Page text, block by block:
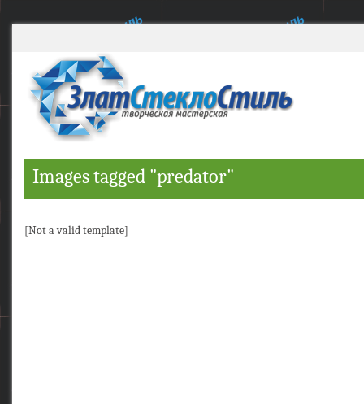
Images tagged "predator"
[Not a valid template]